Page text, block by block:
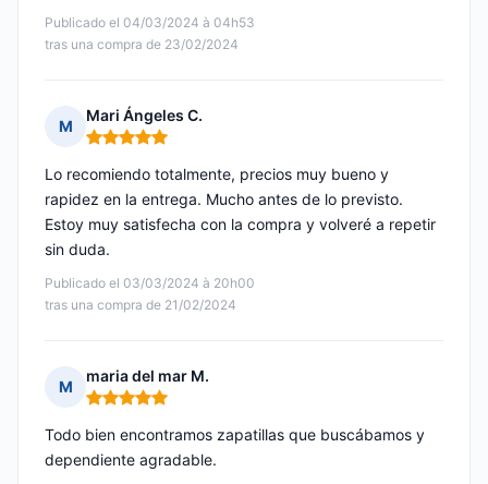
Publicado el 04/03/2024 à 04h53
tras una compra de 23/02/2024
M
Mari Ángeles C.
Nota: 5 de 5
Publicado el 03/03/2024 à 20h00
tras una compra de 21/02/2024
Lo recomiendo totalmente, precios muy bueno y
rapidez en la entrega. Mucho antes de lo previsto.
Estoy muy satisfecha con la compra y volveré a repetir
sin duda.
M
maria del mar M.
Nota: 5 de 5
Todo bien encontramos zapatillas que buscábamos y
dependiente agradable.